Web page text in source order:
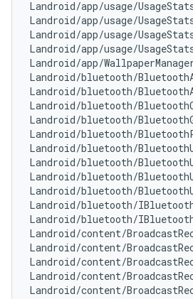
Landroid/app/usage/
Landroid/app/usage/
Landroid/app/usage/
Landroid/app/usage/
Landroid/app/
Landroid/bluetooth/
Landroid/bluetooth/
Landroid/bluetooth/
Landroid/bluetooth/
Landroid/bluetooth/
Landroid/bluetooth/
Landroid/bluetooth/
Landroid/bluetooth/
Landroid/bluetooth/
Landroid/bluetooth/
Landroid/bluetooth/
Landroid/content/
Landroid/content/
Landroid/content/
Landroid/content/
Landroid/content/